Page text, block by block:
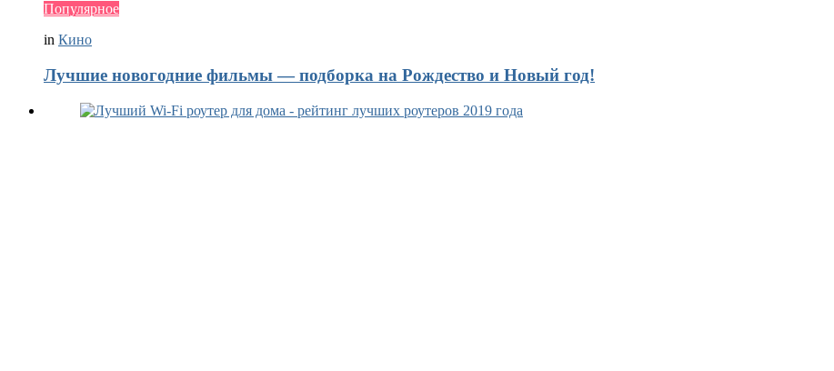
Популярное
in Кино
Лучшие новогодние фильмы — подборка на Рождество и Новый год!